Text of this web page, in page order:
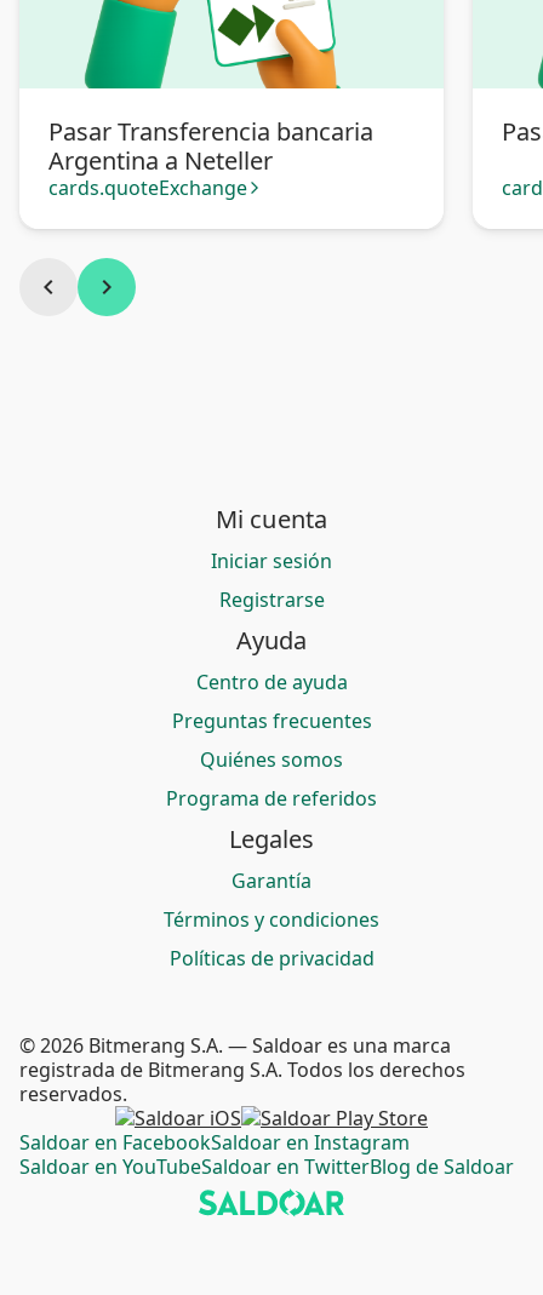
Pasar Transferencia bancaria
Argentina a Neteller
cards.quoteExchange arrow_forward_ios
chevron_left chevron_right
Mi cuenta
Iniciar sesión
Registrarse
Ayuda
Centro de ayuda
Preguntas frecuentes
Quiénes somos
Programa de referidos
Legales
Garantía
Términos y condiciones
Políticas de privacidad
Saldoar en FacebookSaldoar en Instagram
Saldoar en YouTubeSaldoar en TwitterBlog de Saldoar
© 2026 Bitmerang S.A. — Saldoar es una marca
registrada de Bitmerang S.A. Todos los derechos
reservados.